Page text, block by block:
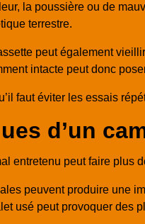
la poussière ou de
terrestre.
peut également
intacte peut donc
faut éviter les essais
d’un
entretenu peut faire plus
peuvent produire une
usé peut provoquer des